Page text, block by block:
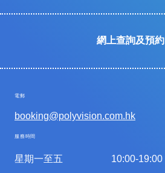
網上查詢及預約
電郵
booking@polyvision.com.hk
服務時間
星期一至五
10:00-19:00